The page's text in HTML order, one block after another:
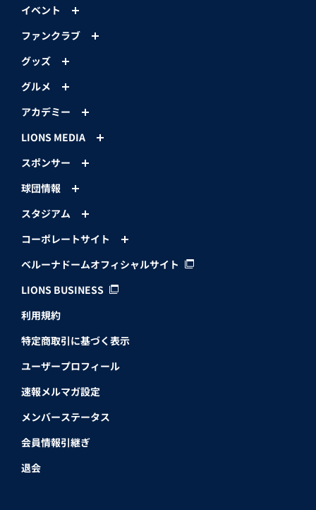
イベント
ファンクラブ
グッズ
グルメ
アカデミー
LIONS MEDIA
スポンサー
球団情報
スタジアム
コーポレートサイト
ベルーナドームオフィシャルサイト
LIONS BUSINESS
利用規約
特定商取引に基づく表示
ユーザープロフィール
速報メルマガ設定
メンバーステータス
会員情報引継ぎ
退会